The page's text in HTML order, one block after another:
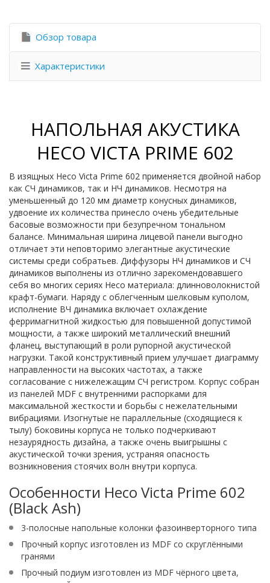
Обзор товара
Характеристики
НАПОЛЬНАЯ АКУСТИКА
HECO VICTA PRIME 602
В изящных Heco Victa Prime 602 применяется двойной набор
как СЧ динамиков, так и НЧ динамиков. Несмотря на
уменьшенный до 120 мм диаметр конусных динамиков,
удвоение их количества принесло очень убедительные
басовые возможности при безупречном тональном
балансе. Минимальная ширина лицевой панели выгодно
отличает эти неповторимо элегантные акустические
системы среди собратьев. Диффузоры НЧ динамиков и СЧ
динамиков выполнены из отлично зарекомендовавшего
себя во многих сериях Heco материала: длинноволокнистой
крафт-бумаги. Наряду с облегченным шелковым куполом,
исполнение ВЧ динамика включает охлаждение
ферримагнитной жидкостью для повышенной допустимой
мощности, а также широкий металлический внешний
фланец, выступающий в роли рупорной акустической
нагрузки. Такой конструктивный прием улучшает диаграмму
направленности на высоких частотах, а также
согласование с нижележащим СЧ регистром. Корпус собран
из панелей MDF с внутренними распорками для
максимальной жесткости и борьбы с нежелательными
вибрациями. Изогнутые не параллельные (сходящиеся к
тылу) боковины корпуса не только подчеркивают
незаурядность дизайна, а также очень выигрышны с
акустической точки зрения, устраняя опасность
возникновения стоячих волн внутри корпуса.
Особенности Heco Victa Prime 602
(Black Ash)
3-полосные напольные колонки фазоинверторного типа
Прочный корпус изготовлен из MDF со скруглёнными
гранями
Прочный подиум изготовлен из MDF чёрного цвета,